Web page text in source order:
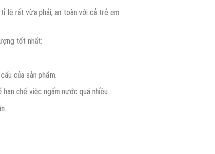
lệ rất vừa phải, an toàn với cả trẻ em
tốt nhất:
của sản phẩm.
chế việc ngấm nước quá nhiều.